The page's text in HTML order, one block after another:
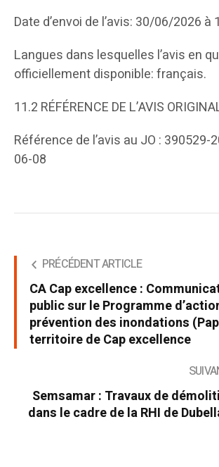
Date d’envoi de l’avis: 30/06/2026 à
Langues dans lesquelles l’avis en
officiellement disponible: français.
11.2 RÉFÉRENCE DE L’AVIS
Référence de l’avis au JO : 390529-
06-08
PRÉCÉDENT ARTICLE
CA Cap excellence :
public sur le Programme
prévention des inondations
territoire de Cap excellence
Semsamar : Travaux de
dans le cadre de la RHI de